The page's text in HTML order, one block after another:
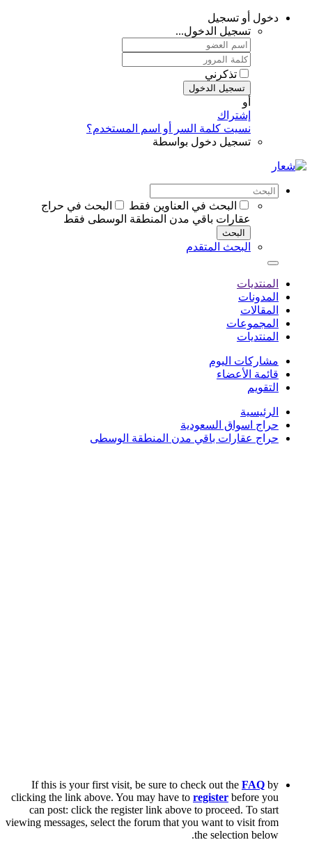
دخول أو تسجيل
تسجيل الدخول...
تذكرني
تسجيل الدخول
أو
إشتراك
نسيت كلمة السر أو اسم المستخدم؟
تسجيل دخول بواسطة
البحث في العناوين فقط
البحث في حراج
عقارات باقي مدن المنطقة الوسطى فقط
البحث
البحث المتقدم
المنتديات
المدونات
المقالات
المجموعات
المنتديات
مشاركات اليوم
قائمة الأعضاء
التقويم
الرئيسية
حراج اسواق السعودية
حراج عقارات باقي مدن المنطقة الوسطى
If this is your first visit, be sure to check out the FAQ by
clicking the link above. You may have to register before you
can post: click the register link above to proceed. To start
viewing messages, select the forum that you want to visit from
the selection below.